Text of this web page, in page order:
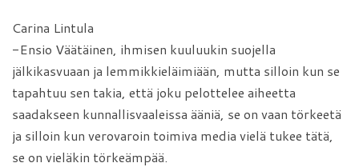
Carina Lintula
-Ensio Väätäinen, ihmisen kuuluukin suojella
jälkikasvuaan ja lemmikkieläimiään, mutta silloin kun se
tapahtuu sen takia, että joku pelottelee aiheetta
saadakseen kunnallisvaaleissa ääniä, se on vaan törkeetä
ja silloin kun verovaroin toimiva media vielä tukee tätä,
se on vieläkin törkeämpää.